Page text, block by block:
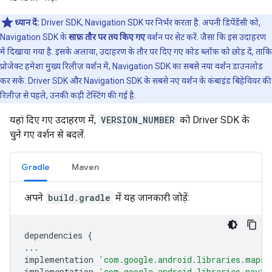
ध्यान दें: Driver SDK, Navigation SDK पर निर्भर करता है. अपनी डिपेंडेंसी को,
Navigation SDK केसाफ़ तौर पर तय किए गएवर्शन पर सेट करें. जैसा कि इस उदाहरण
में दिखाया गया है. इसके अलावा, उदाहरण के तौर पर दिए गए कोड ब्लॉक को छोड़ दें, ताकि
प्रोजेक्ट हमेशा मुख्य रिलीज़ वर्शन में, Navigation SDK का सबसे नया वर्शन डाउनलोड
कर सके. Driver SDK और Navigation SDK के सबसे नए वर्शन के कंबाइंड बिहेवियर की
रिलीज़ से पहले, उनकी कड़ी टेस्टिंग की गई है.
यहां दिए गए उदाहरण में, VERSION_NUMBER को Driver SDK के
चुने गए वर्शन से बदलें.
Gradle Maven
अपने build.gradle में यह जानकारी जोड़ें:
dependencies {
...
implementation